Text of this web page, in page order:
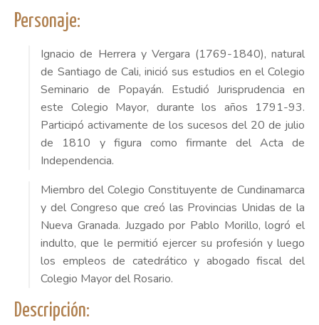
Personaje:
Ignacio de Herrera y Vergara (1769-1840), natural
de Santiago de Cali, inició sus estudios en el Colegio
Seminario de Popayán. Estudió Jurisprudencia en
este Colegio Mayor, durante los años 1791-93.
Participó activamente de los sucesos del 20 de julio
de 1810 y figura como firmante del Acta de
Independencia.
Miembro del Colegio Constituyente de Cundinamarca
y del Congreso que creó las Provincias Unidas de la
Nueva Granada. Juzgado por Pablo Morillo, logró el
indulto, que le permitió ejercer su profesión y luego
los empleos de catedrático y abogado fiscal del
Colegio Mayor del Rosario.
Descripción: